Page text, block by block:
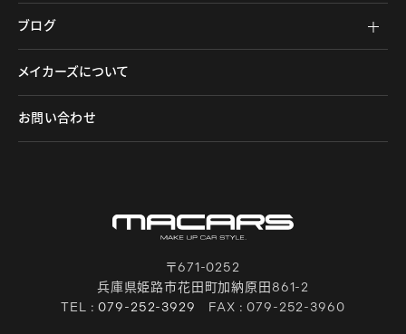
ブログ
メイカーズについて
お問い合わせ
〒671-0252
兵庫県姫路市花田町加納原田861-2
TEL :079-252-3929 FAX : 079-252-3960